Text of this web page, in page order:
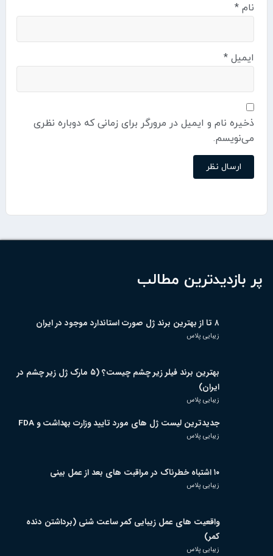
نام*
ایمیل*
ذخیره نام و ایمیل در مرورگر برای زمانی که دوباره نظری
می‌نویسم.
پر بازدیدترین مطالب
۸ تا از بهترین برند ژل صورت استاندارد موجود در ایران
زیبایی پلاس
بهترین برند فیلر زیر چشم چیست؟ (۵ مارک ژل زیر چشم در
ایران)
زیبایی پلاس
جدیدترین لیست ژل های مورد تایید وزارت بهداشت و FDA
زیبایی پلاس
۱۰ اشتباه خطرناک در مراقبت های بعد از عمل بینی
زیبایی پلاس
واقعیت های عمل زیبایی کمر ساعت شنی (برداشتن دنده
کمر)
زیبایی پلاس